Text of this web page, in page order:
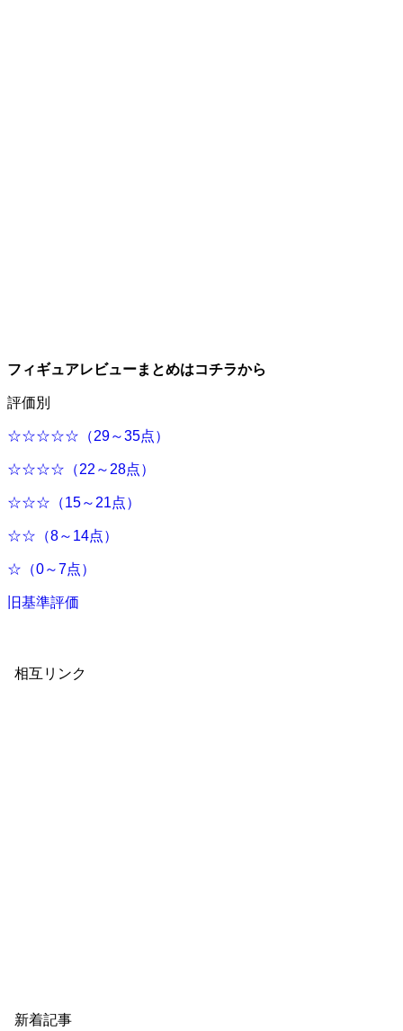
フィギュアレビューまとめはコチラから
評価別
☆☆☆☆☆（29～35点）
☆☆☆☆（22～28点）
☆☆☆（15～21点）
☆☆（8～14点）
☆（0～7点）
旧基準評価
相互リンク
新着記事